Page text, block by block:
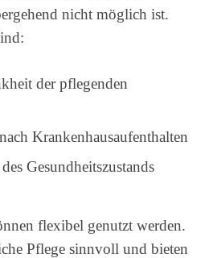
nicht möglich ist.
der pflegenden
Krankenhausaufenthalten
Gesundheitszustands
flexibel genutzt werden.
Pflege sinnvoll und bieten